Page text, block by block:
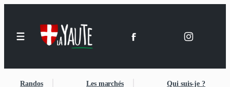
contenu
Randos Les marchés Qui suis-je ?